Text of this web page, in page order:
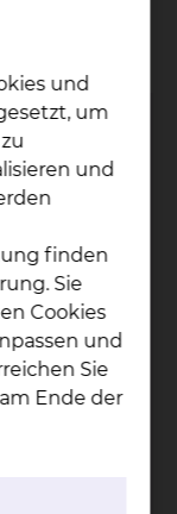
für
und
um
und
finden
Sie
Cookies
und
Sie
Ende der